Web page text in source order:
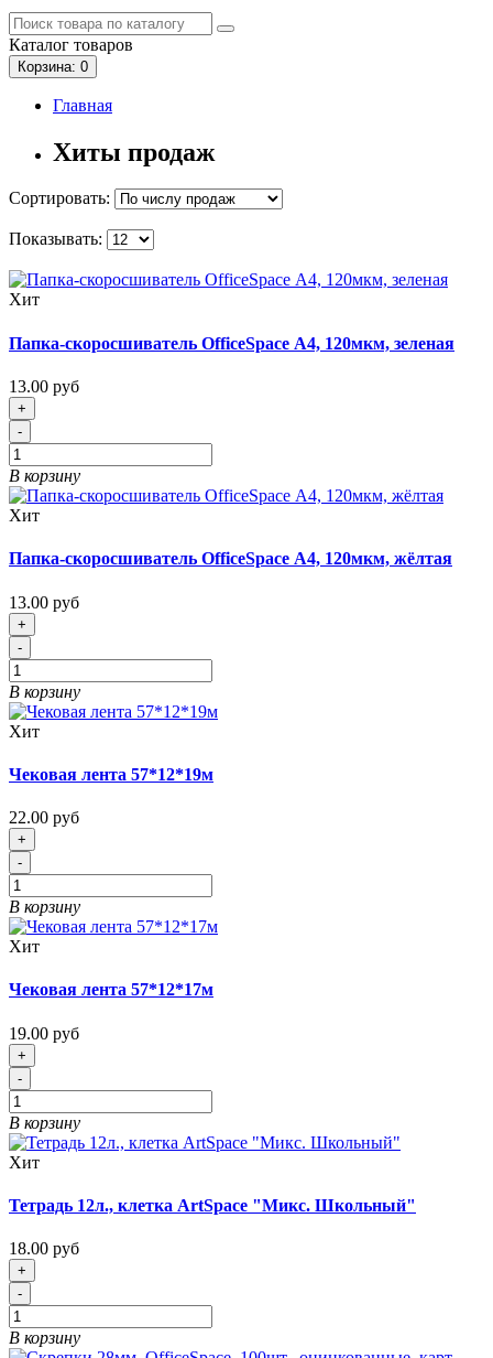
Каталог товаров
Корзина: 0
Главная
Хиты продаж
Сортировать:
Показывать:
Хит
Папка-скоросшиватель OfficeSpace А4, 120мкм, зеленая
13.00 руб
+
-
В корзину
Хит
Папка-скоросшиватель OfficeSpace А4, 120мкм, жёлтая
13.00 руб
+
-
В корзину
Хит
Чековая лента 57*12*19м
22.00 руб
+
-
В корзину
Хит
Чековая лента 57*12*17м
19.00 руб
+
-
В корзину
Хит
Тетрадь 12л., клетка ArtSpace "Микс. Школьный"
18.00 руб
+
-
В корзину